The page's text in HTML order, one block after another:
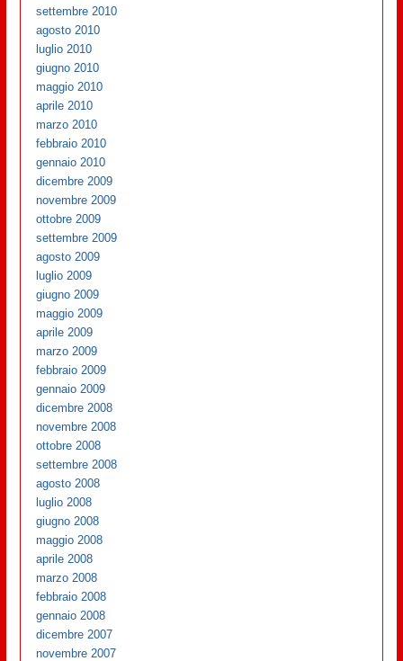
settembre 2010
agosto 2010
luglio 2010
giugno 2010
maggio 2010
aprile 2010
marzo 2010
febbraio 2010
gennaio 2010
dicembre 2009
novembre 2009
ottobre 2009
settembre 2009
agosto 2009
luglio 2009
giugno 2009
maggio 2009
aprile 2009
marzo 2009
febbraio 2009
gennaio 2009
dicembre 2008
novembre 2008
ottobre 2008
settembre 2008
agosto 2008
luglio 2008
giugno 2008
maggio 2008
aprile 2008
marzo 2008
febbraio 2008
gennaio 2008
dicembre 2007
novembre 2007